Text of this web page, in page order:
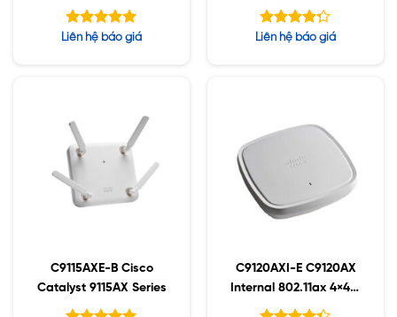
Được xếp
Liên hệ báo giá
MIMO;IOT;BT5;mGig;U
Được xếp
Liên hệ báo giá
C9115AXE-B Cisco
Catalyst 9115AX Series
C9120AXI-E C9120AX
Internal 802.11ax 4×4:4
MIMO;IOT;BT5;mGig;U